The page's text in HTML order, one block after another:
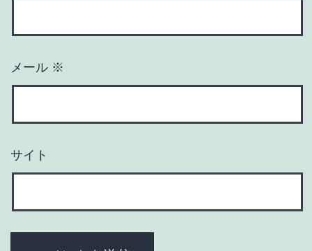
メール ※
サイト